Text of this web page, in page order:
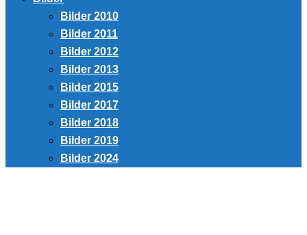
Bilder 2010
Bilder 2011
Bilder 2012
Bilder 2013
Bilder 2015
Bilder 2017
Bilder 2018
Bilder 2019
Bilder 2024